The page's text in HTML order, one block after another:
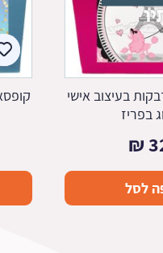
בעיצוב אישי
בפריז
₪
לסל